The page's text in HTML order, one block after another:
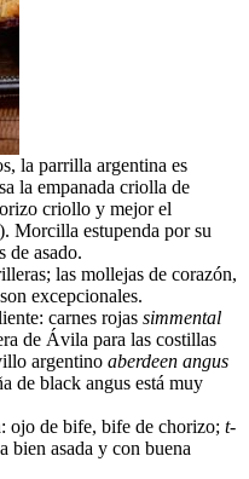
la parrilla argentina es
la empanada criolla de
criollo y mejor el
Morcilla estupenda por su
de asado.
las mollejas de corazón,
excepcionales.
carnes rojas simmental
de Ávila para las costillas
argentino aberdeen angus
de black angus está muy
ojo de bife, bife de chorizo; t-
bien asada y con buena